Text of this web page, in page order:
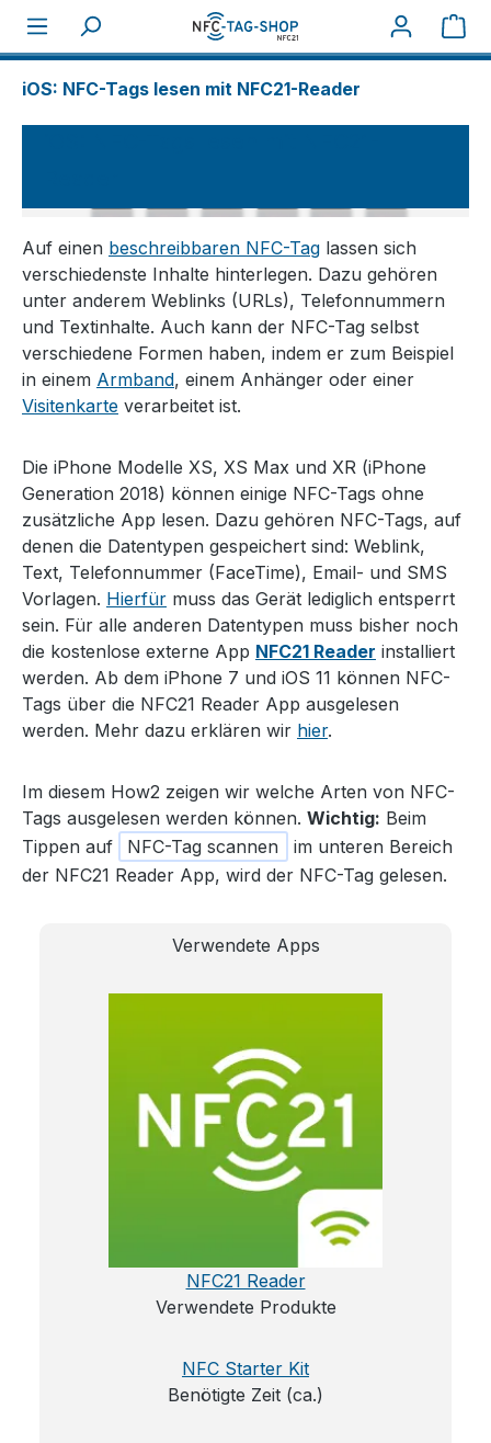
Über NFC
How tos
iOS: NFC-Tags lesen mit NFC21-Reader
Auf einen beschreibbaren NFC-Tag lassen sich
verschiedenste Inhalte hinterlegen. Dazu gehören
unter anderem Weblinks (URLs), Telefonnummern
und Textinhalte. Auch kann der NFC-Tag selbst
verschiedene Formen haben, indem er zum Beispiel
in einem Armband, einem Anhänger oder einer
Visitenkarte verarbeitet ist.
Die iPhone Modelle XS, XS Max und XR (iPhone
Generation 2018) können einige NFC-Tags ohne
zusätzliche App lesen. Dazu gehören NFC-Tags, auf
denen die Datentypen gespeichert sind: Weblink,
Text, Telefonnummer (FaceTime), Email- und SMS
Vorlagen. Hierfür muss das Gerät lediglich entsperrt
sein. Für alle anderen Datentypen muss bisher noch
die kostenlose externe App NFC21 Reader installiert
werden. Ab dem iPhone 7 und iOS 11 können NFC-
Tags über die NFC21 Reader App ausgelesen
werden. Mehr dazu erklären wir hier.
Im diesem How2 zeigen wir welche Arten von NFC-
Tags ausgelesen werden können. Wichtig: Beim
Tippen auf
NFC-Tag scannen
im unteren Bereich
der NFC21 Reader App, wird der NFC-Tag gelesen.
Verwendete Apps
NFC21 Reader
Verwendete Produkte
NFC Starter Kit
Benötigte Zeit (ca.)